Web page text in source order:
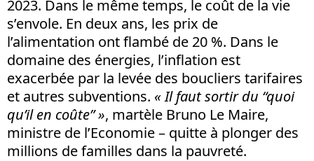
2023. Dans le même temps, le coût de la vie
s’envole. En deux ans, les prix de
l’alimentation ont flambé de 20 %. Dans le
domaine des énergies, l’inflation est
exacerbée par la levée des boucliers tarifaires
et autres subventions. « Il faut sortir du “quoi
qu’il en coûte” », martèle Bruno Le Maire,
ministre de l’Economie – quitte à plonger des
millions de familles dans la pauvreté.